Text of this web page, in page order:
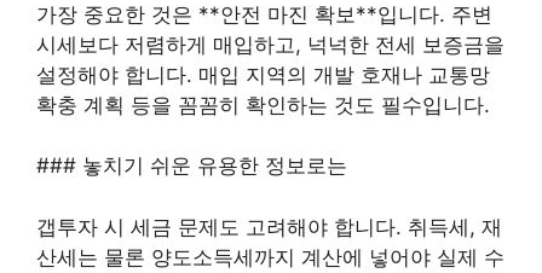
가장 중요한 것은 **안전 마진 확보**입니다. 주변
시세보다 저렴하게 매입하고, 넉넉한 전세 보증금을
설정해야 합니다. 매입 지역의 개발 호재나 교통망
확충 계획 등을 꼼꼼히 확인하는 것도 필수입니다.
### 놓치기 쉬운 유용한 정보로는
갭투자 시 세금 문제도 고려해야 합니다. 취득세, 재
산세는 물론 양도소득세까지 계산에 넣어야 실제 수